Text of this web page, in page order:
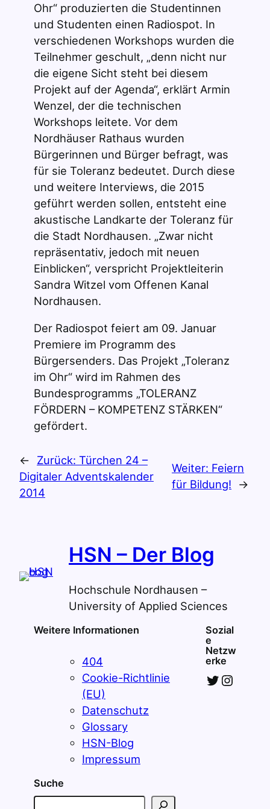
Ohr“ produzierten die Studentinnen
und Studenten einen Radiospot. In
verschiedenen Workshops wurden die
Teilnehmer geschult, „denn nicht nur
die eigene Sicht steht bei diesem
Projekt auf der Agenda“, erklärt Armin
Wenzel, der die technischen
Workshops leitete. Vor dem
Nordhäuser Rathaus wurden
Bürgerinnen und Bürger befragt, was
für sie Toleranz bedeutet. Durch diese
und weitere Interviews, die 2015
geführt werden sollen, entsteht eine
akustische Landkarte der Toleranz für
die Stadt Nordhausen. „Zwar nicht
repräsentativ, jedoch mit neuen
Einblicken“, verspricht Projektleiterin
Sandra Witzel vom Offenen Kanal
Nordhausen.
Der Radiospot feiert am 09. Januar
Premiere im Programm des
Bürgersenders. Das Projekt „Toleranz
im Ohr“ wird im Rahmen des
Bundesprogramms „TOLERANZ
FÖRDERN – KOMPETENZ STÄRKEN“
gefördert.
← Zurück: Türchen 24 –
Digitaler Adventskalender
2014
Weiter: Feiern
für Bildung!
→
HSN – Der Blog
Hochschule Nordhausen –
University of Applied Sciences
Weitere Informationen
404
Cookie-Richtlinie
(EU)
Datenschutz
Glossary
HSN-Blog
Impressum
Sozial
e
Netzw
erke
Twitter Instagram
Suche
S